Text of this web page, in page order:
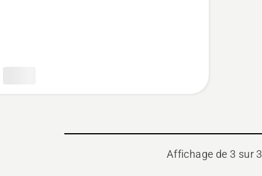
Affichage de 3 sur 3